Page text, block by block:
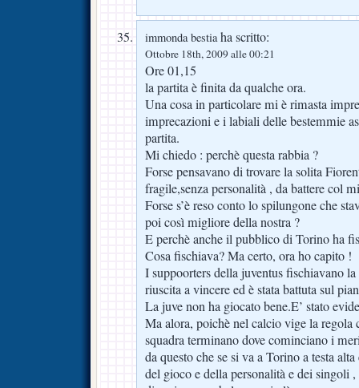
immonda bestiaha scritto:
Ottobre 18th, 2009 alle 00:21
Ore 01,15
la partita è finita da qualche ora.
Una cosa in particolare mi è rimasta
imprecazioni e i labiali delle bestemmie
partita.
Mi chiedo : perchè questa rabbia ?
Forse pensavano di trovare la solita
fragile,senza personalità , da battere col
Forse s’è reso conto lo spilungone che
poi così migliore della nostra ?
E perchè anche il pubblico di Torino ha
Cosa fischiava? Ma certo, ora ho capito !
I suppoorters della juventus fischiavano
riuscita a vincere ed è stata battuta sul
La juve non ha giocato bene.E’ stato
Ma alora, poichè nel calcio vige la regola
squadra terminano dove cominciano i
da questo che se si va a Torino a testa
del gioco e della personalità e dei singoli